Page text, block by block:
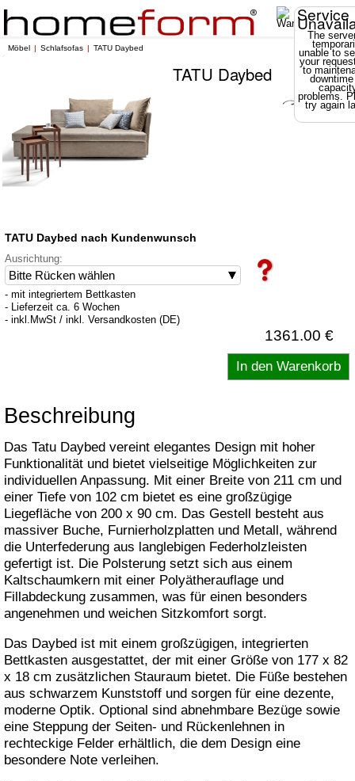
Service
The
unable to
your
to
problems.
try again
Möbel Schlafsofas TATU Daybed
TATU Daybed
TATU Daybed nach Kundenwunsch
Ausrichtung:
- mit integriertem Bettkasten
- Lieferzeit ca. 6 Wochen
- inkl.MwSt / inkl. Versandkosten (DE)
1361.00 €
Beschreibung
Das Tatu Daybed vereint elegantes Design mit hoher
Funktionalität und bietet vielseitige Möglichkeiten zur
individuellen Anpassung. Mit einer Breite von 211 cm und
einer Tiefe von 102 cm bietet es eine großzügige
Liegefläche von 200 x 90 cm. Das Gestell besteht aus
massiver Buche, Furnierholzplatten und Metall, während
die Unterfederung aus langlebigen Federholzleisten
gefertigt ist. Die Polsterung setzt sich aus einem
Kaltschaumkern mit einer Polyätherauflage und
Fillabdeckung zusammen, was für einen besonders
angenehmen und weichen Sitzkomfort sorgt.
Das Daybed ist mit einem großzügigen, integrierten
Bettkasten ausgestattet, der mit einer Größe von 177 x 82
x 18 cm zusätzlichen Stauraum bietet. Die Füße bestehen
aus schwarzem Kunststoff und sorgen für eine dezente,
moderne Optik. Optional sind abnehmbare Bezüge sowie
eine Steppung der Seiten- und Rückenlehnen in
rechteckige Felder erhältlich, die dem Design eine
besondere Note verleihen.